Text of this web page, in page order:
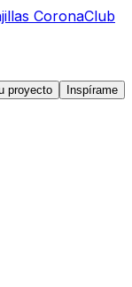
CoronaClub
proyecto
Inspírame